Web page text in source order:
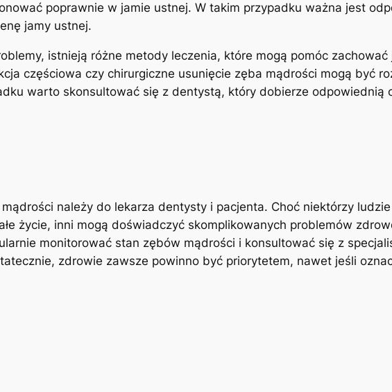
poprawnie ⁤w jamie ustnej. W takim przypadku ważna jest
jamy ustnej.
istnieją różne metody ‍leczenia, które⁣ mogą⁣ pomóc⁢
częściowa czy chirurgiczne⁢ usunięcie zęba mądrości‍ mogą być
warto skonsultować się z dentystą,​ który ‌dobierze odpowiednią
należy do lekarza dentysty i pacjenta. Choć niektórzy
życie, inni mogą doświadczyć skomplikowanych problemów
monitorować stan zębów mądrości i konsultować się z
zdrowie zawsze powinno być priorytetem, nawet jeśli